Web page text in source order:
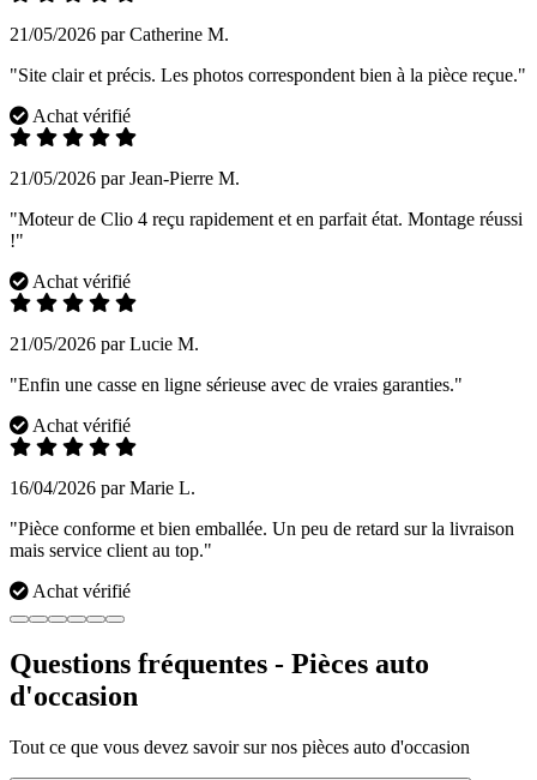
21/05/2026 par Catherine M.
"Site clair et précis. Les photos correspondent bien à la pièce reçue."
Achat vérifié
21/05/2026 par Jean-Pierre M.
"Moteur de Clio 4 reçu rapidement et en parfait état. Montage réussi
!"
Achat vérifié
21/05/2026 par Lucie M.
"Enfin une casse en ligne sérieuse avec de vraies garanties."
Achat vérifié
16/04/2026 par Marie L.
"Pièce conforme et bien emballée. Un peu de retard sur la livraison
mais service client au top."
Achat vérifié
Questions fréquentes - Pièces auto
d'occasion
Tout ce que vous devez savoir sur nos pièces auto d'occasion